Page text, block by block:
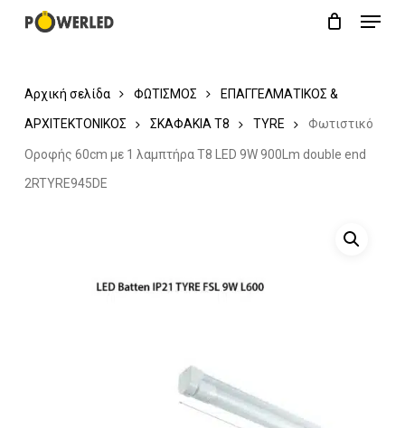
content
Menu
Αρχική σελίδα ΦΩΤΙΣΜΟΣ ΕΠΑΓΓΕΛΜΑΤΙΚΟΣ &
ΑΡΧΙΤΕΚΤΟΝΙΚΟΣ ΣΚΑΦΑΚΙΑ Τ8 TYRE Φωτιστικό
Οροφής 60cm με 1 λαμπτήρα T8 LED 9W 900Lm double end
2RTYRE945DE